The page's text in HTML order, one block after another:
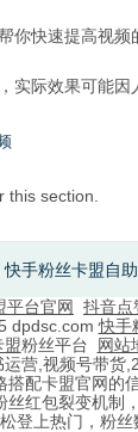
你快速提高视频
实际效果可能因
this section.
手粉丝卡盟自
平台官网 抖音点
dpdsc.com快手
盟粉丝平台 网站
营,视频号带货
搭配卡盟官网的
红包裂变机制
登上热门，粉丝